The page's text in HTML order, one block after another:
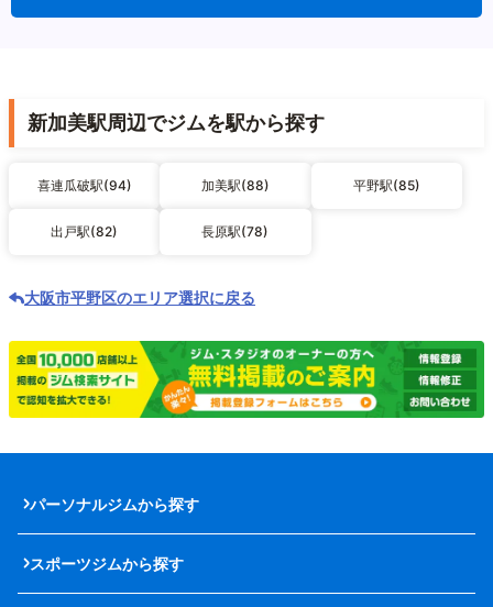
新加美駅周辺でジムを駅から探す
喜連瓜破駅(94) 加美駅(88) 平野駅(85)
出戸駅(82) 長原駅(78)
大阪市平野区のエリア選択に戻る
パーソナルジムから探す
スポーツジムから探す